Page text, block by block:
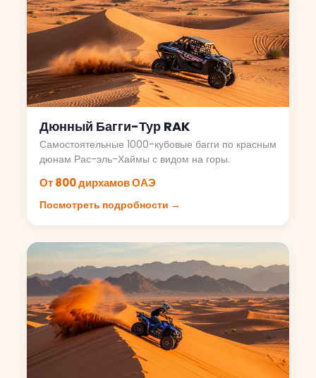
Дюнный Багги-Тур RAK
Самостоятельные 1000-кубовые багги по красным
дюнам Рас-эль-Хаймы с видом на горы.
От 800 дирхамов ОАЭ
Посмотреть подробности →